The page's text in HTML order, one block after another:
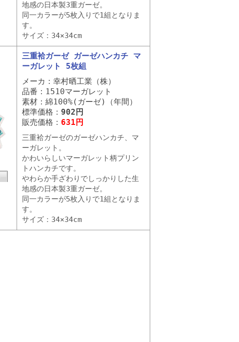
地感の日本製3重ガーゼ。
同一カラーが5枚入りで1組となりま
す。
サイズ：34×34cm
三重袷ガーゼ ガーゼハンカチ マ
ーガレット 5枚組
メーカ：幸村晒工業（株）
品番：1510マーガレット
素材：綿100%(ガーゼ)（年間）
標準価格： 902円
販売価格： 631円
三重袷ガーゼのガーゼハンカチ、マ
ーガレット。
かわいらしいマーガレット柄プリン
トハンカチです。
やわらか手ざわりでしっかりした生
地感の日本製3重ガーゼ。
同一カラーが5枚入りで1組となりま
す。
サイズ：34×34cm